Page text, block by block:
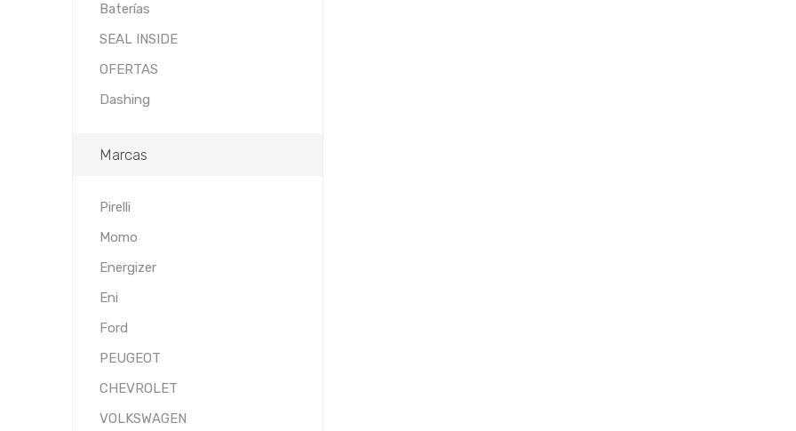
Baterías
SEAL INSIDE
OFERTAS
Dashing
Marcas
Pirelli
Momo
Energizer
Eni
Ford
PEUGEOT
CHEVROLET
VOLKSWAGEN